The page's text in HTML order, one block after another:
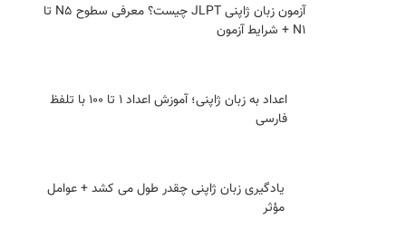
آزمون زبان ژاپنی JLPT چیست؟ معرفی سطوح N5 تا
N1 + شرایط آزمون
اعداد به زبان ژاپنی؛ آموزش اعداد ۱ تا ۱۰۰ با تلفظ
فارسی
یادگیری زبان ژاپنی چقدر طول می کشد + عوامل
مؤثر